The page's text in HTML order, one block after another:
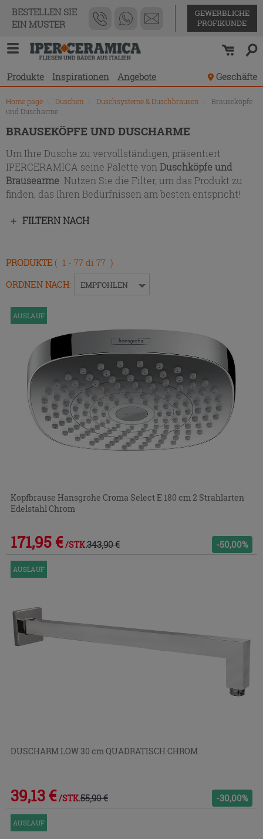
BESTELLEN SIE
EIN MUSTER
GEWERBLICHE
PROFIKUNDE
Produkte Inspirationen Angebote Geschäfte
Home page Duschen Duschsysteme & Duschbrausen
Brauseköpfe
und Duscharme
BRAUSEKÖPFE UND DUSCHARME
Um Ihre Dusche zu vervollständigen, präsentiert
IPERCERAMICA seine Palette von Duschköpfe und
Brausearme . Nutzen Sie die Filter, um das Produkt zu
finden, das Ihren Bedürfnissen am besten entspricht!
Produktverzeichnis
FILTERN NACH
Drücken
um
das
ein-
bzw.
auszublenden.
PRODUKTE ( 1 - 77 di 77 )
ORDNEN NACH: EMPFOHLEN
AUSLAUF
Kopfbrause Hansgrohe Croma Select E 180 cm 2 Strahlarten
Edelstahl Chrom
171,95 € /STK.343,90 € -50,00%
AUSLAUF
DUSCHARM LOW 30 cm QUADRATISCH CHROM
39,13 € /STK.55,90 € -30,00%
AUSLAUF